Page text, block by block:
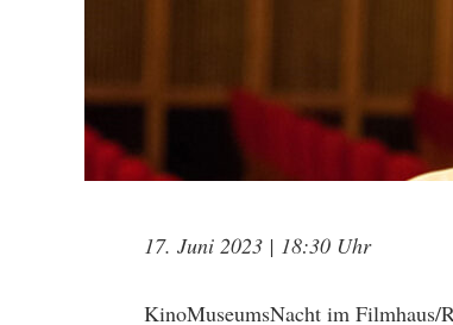
17. Juni 2023 | 18:30 Uhr
KinoMuseumsNacht im